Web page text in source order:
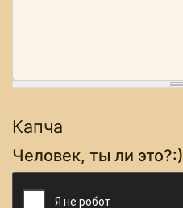
Капча
Человек, ты ли это?:)